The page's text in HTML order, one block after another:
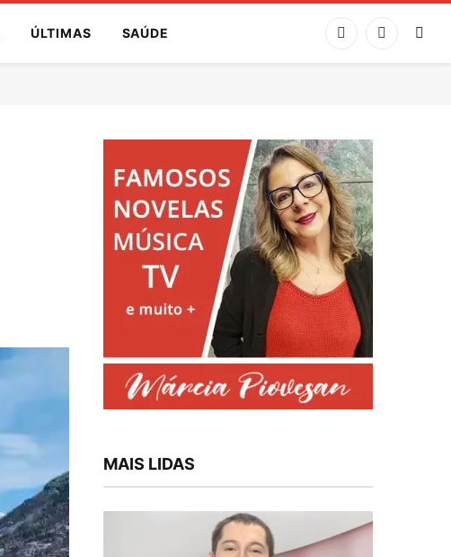
ÚLTIMAS SAÚDE FacebookInstagram
MAIS LIDAS